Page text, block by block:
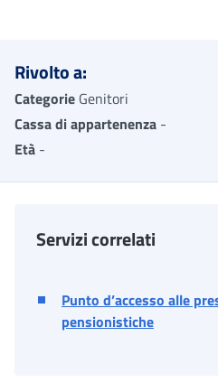
Rivolto a:
Categorie Genitori
Cassa di appartenenza -
Età -
Servizi correlati
Punto d’accesso alle
pensionistiche